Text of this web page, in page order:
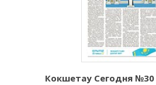
Кокшетау Сегодня №30